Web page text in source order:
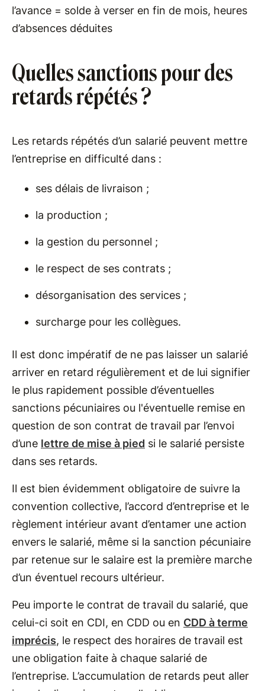
l’avance = solde à verser en fin de mois, heures
d’absences déduites
Quelles sanctions pour des
retards répétés ?
Les retards répétés d’un salarié peuvent mettre
l’entreprise en difficulté dans :
ses délais de livraison ;
la production ;
la gestion du personnel ;
le respect de ses contrats ;
désorganisation des services ;
surcharge pour les collègues.
Il est donc impératif de ne pas laisser un salarié
arriver en retard régulièrement et de lui signifier
le plus rapidement possible d’éventuelles
sanctions pécuniaires ou l'éventuelle remise en
question de son contrat de travail par l’envoi
d’une lettre de mise à pied si le salarié persiste
dans ses retards.
Il est bien évidemment obligatoire de suivre la
convention collective, l’accord d’entreprise et le
règlement intérieur avant d’entamer une action
envers le salarié, même si la sanction pécuniaire
par retenue sur le salaire est la première marche
d’un éventuel recours ultérieur.
Peu importe le contrat de travail du salarié, que
celui-ci soit en CDI, en CDD ou en CDD à terme
imprécis, le respect des horaires de travail est
une obligation faite à chaque salarié de
l’entreprise. L’accumulation de retards peut aller